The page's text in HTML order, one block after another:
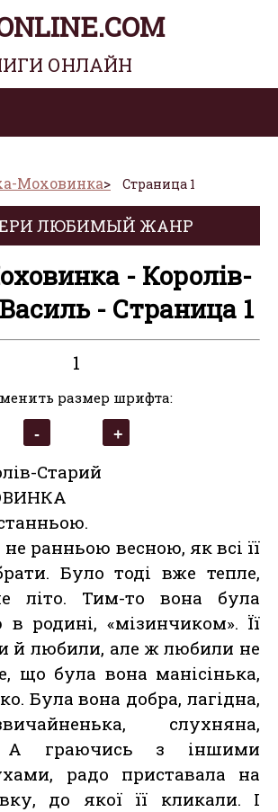
ОНЛАЙН
Моховинка Страница 1
ЛЮБИМЫЙ ЖАНР
- Королів-
- Страница 1
1
размер шрифта:
Старий
ранньою весною, як всі її
Було тоді вже тепле,
літо. Тим-то вона була
родині, «мізинчиком». Її
й любили, але ж любили не
що була вона манісінька,
Була вона добра, лагідна,
слухняна,
А граючись з іншими
радо приставала на
до якої її кликали. І